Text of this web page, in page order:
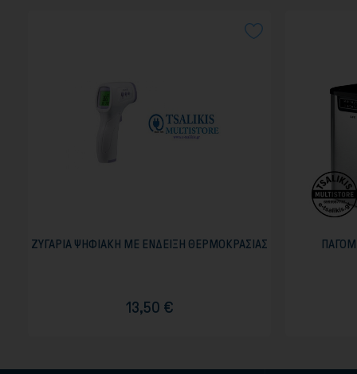
ΖΥΓΑΡΙΑ ΨΗΦΙΑΚΗ ΜΕ ΕΝΔΕΙΞΗ ΘΕΡΜΟΚΡΑΣΙΑΣ
13,50 €